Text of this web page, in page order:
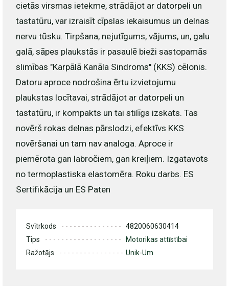
cietās virsmas ietekme, strādājot ar datorpeli un
tastatūru, var izraisīt cīpslas iekaisumus un delnas
nervu tūsku. Tirpšana, nejutīgums, vājums, un, galu
galā, sāpes plaukstās ir pasaulē bieži sastopamās
slimības "Karpālā Kanāla Sindroms" (KKS) cēlonis.
Datoru aproce nodrošina ērtu izvietojumu
plaukstas locītavai, strādājot ar datorpeli un
tastatūru, ir kompakts un tai stilīgs izskats. Tas
novērš rokas delnas pārslodzi, efektīvs KKS
novēršanai un tam nav analoga. Aproce ir
piemērota gan labročiem, gan kreiļiem. Izgatavots
no termoplastiska elastomēra. Roku darbs. ES
Sertifikācija un ES Paten
Svītrkods
4820060630414
Tips
Motorikas attīstībai
Ražotājs
Unik-Um